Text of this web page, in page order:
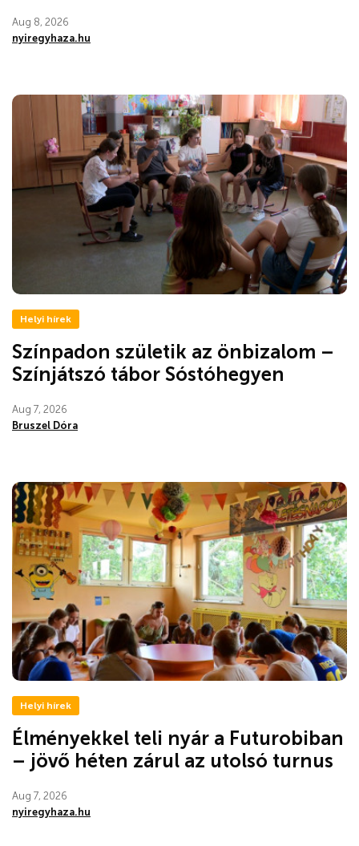
Aug 8, 2026
nyiregyhaza.hu
Helyi hírek
Színpadon születik az önbizalom –
Színjátszó tábor Sóstóhegyen
Aug 7, 2026
Bruszel Dóra
Helyi hírek
Élményekkel teli nyár a Futurobiban
– jövő héten zárul az utolsó turnus
Aug 7, 2026
nyiregyhaza.hu